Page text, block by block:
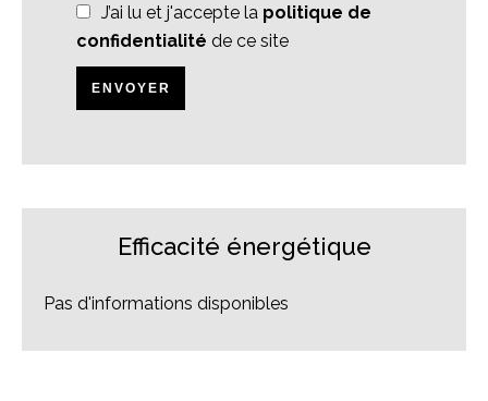
J’ai lu et j'accepte la politique de
confidentialité de ce site
ENVOYER
Efficacité énergétique
Pas d'informations disponibles